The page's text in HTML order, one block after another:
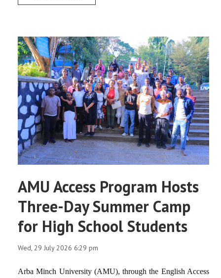
AMU Access Program Hosts
Three-Day Summer Camp
for High School Students
Wed, 29 July 2026 6:29 pm
Arba Minch University (AMU), through the English Access